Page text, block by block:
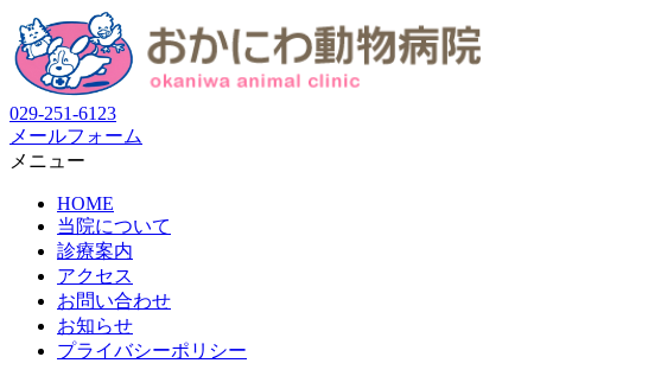
029-251-6123
メールフォーム
メニュー
HOME
当院について
診療案内
アクセス
お問い合わせ
お知らせ
プライバシーポリシー